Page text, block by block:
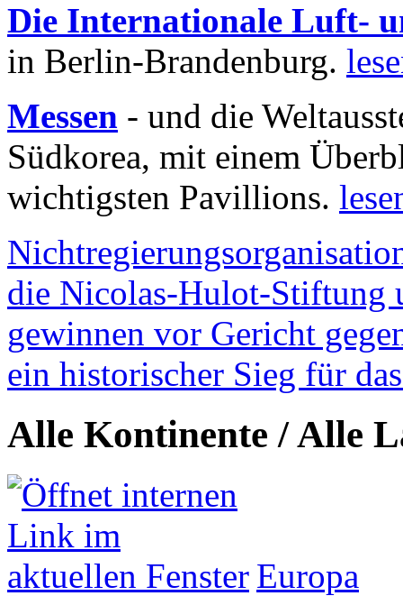
Die Internationale Luft-
in Berlin-Brandenburg.
Messen - und die
Südkorea, mit einem
wichtigsten Pavillions.
die Nicolas-Hulot-Stiftung
gewinnen vor Gericht
ein historischer Sieg für
Alle Kontinente / Alle
Europa